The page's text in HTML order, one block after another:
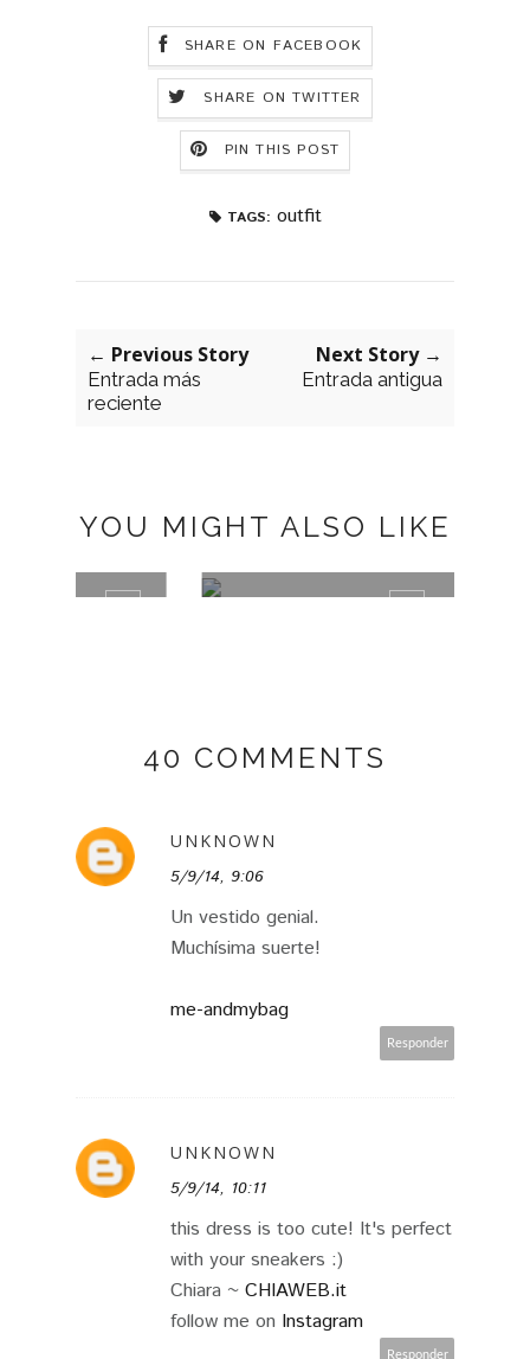
SHARE ON FACEBOOK
SHARE ON TWITTER
PIN THIS POST
TAGS: outfit
← Previous Story
Entrada más
reciente
Next Story →
Entrada antigua
YOU MIGHT ALSO LIKE
40 COMMENTS
UNKNOWN
5/9/14, 9:06
Un vestido genial.
Muchísima suerte!
me-andmybag
Responder
UNKNOWN
5/9/14, 10:11
this dress is too cute! It's perfect
with your sneakers :)
Chiara ~ CHIAWEB.it
follow me on Instagram
Responder